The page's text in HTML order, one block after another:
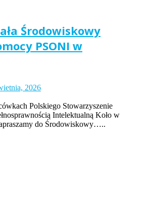
Środowiskowy
PSONI w
2026
Polskiego Stowarzyszenie
Intelektualną Koło w
do Środowiskowy…..